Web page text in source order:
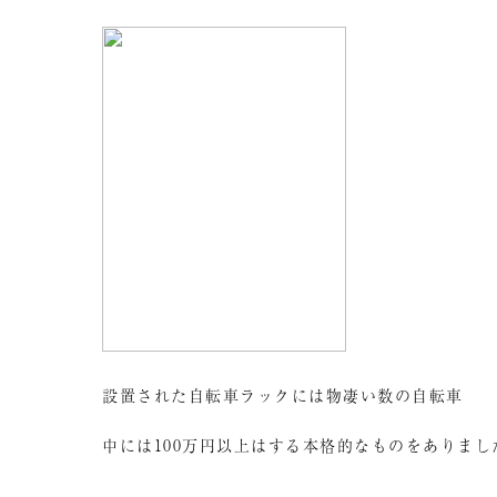
設置された自転車ラックには物凄い数の自転車
中には100万円以上はする本格的なものをありまし